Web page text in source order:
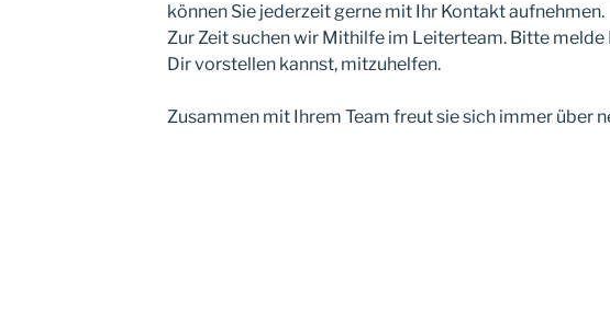
können Sie jederzeit gerne mit Ihr Kontakt aufnehmen.
Zur Zeit suchen wir Mithilfe im Leiterteam. Bitte melde
Dir vorstellen kannst, mitzuhelfen.
Zusammen mit Ihrem Team freut sie sich immer über